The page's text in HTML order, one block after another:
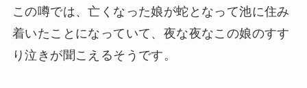
この噂では、亡くなった娘が蛇となって池に住み
着いたことになっていて、夜な夜なこの娘のすす
り泣きが聞こえるそうです。